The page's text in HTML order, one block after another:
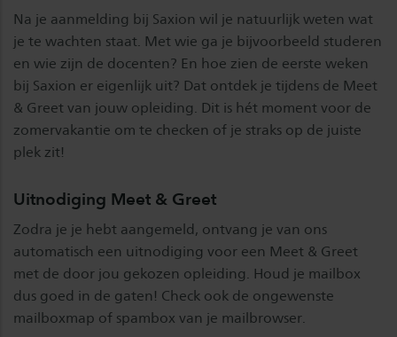
Na je aanmelding bij Saxion wil je natuurlijk weten wat
je te wachten staat. Met wie ga je bijvoorbeeld studeren
en wie zijn de docenten? En hoe zien de eerste weken
bij Saxion er eigenlijk uit? Dat ontdek je tijdens de Meet
& Greet van jouw opleiding. Dit is hét moment voor de
zomervakantie om te checken of je straks op de juiste
plek zit!
Uitnodiging Meet & Greet
Zodra je je hebt aangemeld, ontvang je van ons
automatisch een uitnodiging voor een Meet & Greet
met de door jou gekozen opleiding. Houd je mailbox
dus goed in de gaten! Check ook de ongewenste
mailboxmap of spambox van je mailbrowser.